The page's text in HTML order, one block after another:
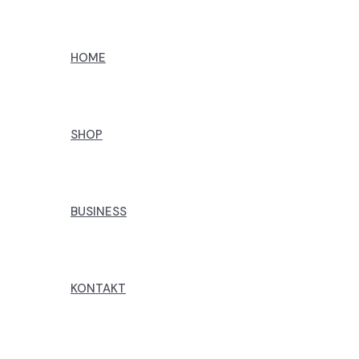
HOME
SHOP
BUSINESS
KONTAKT